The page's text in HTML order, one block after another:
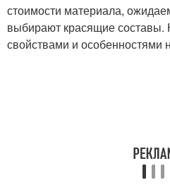
стоимости материала,
выбирают красящие составы.
свойствами и особенностями